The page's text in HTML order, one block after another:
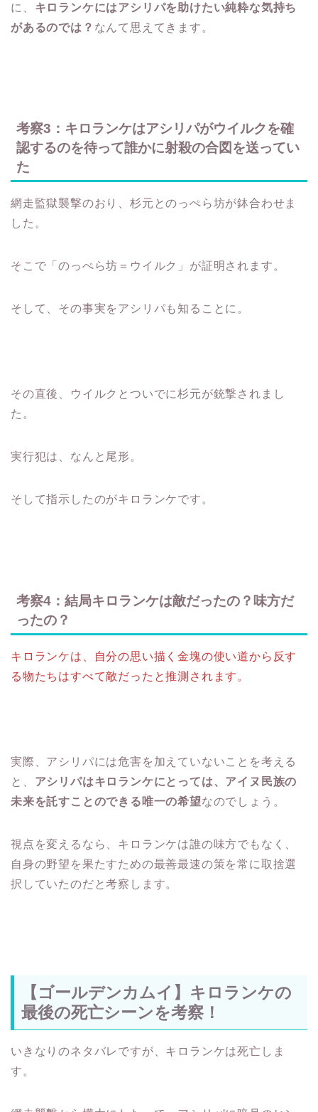
に、 キロランケにはアシリパを助けたい純粋な気持ち
があるのでは？ なんて思えてきます。
考察3：キロランケはアシリパがウイルクを確
認するのを待って誰かに射殺の合図を送ってい
た
網走監獄襲撃のおり、杉元とのっぺら坊が鉢合わせま
した。
そこで「のっぺら坊＝ウイルク」が証明されます。
そして、その事実をアシリパも知ることに。
その直後、ウイルクとついでに杉元が銃撃されまし
た。
実行犯は、なんと尾形。
そして指示したのがキロランケです。
考察4：結局キロランケは敵だったの？味方だ
ったの？
キロランケは、自分の思い描く金塊の使い道から反す
る物たちはすべて敵だったと推測されます。
実際、アシリパには危害を加えていないことを考える
と、 アシリパはキロランケにとっては、アイヌ民族の
未来を託すことのできる唯一の希望なのでしょう。
視点を変えるなら、キロランケは誰の味方でもなく、
自身の野望を果たすための最善最速の策を常に取捨選
択していたのだと考察します。
【ゴールデンカムイ】キロランケの
最後の死亡シーンを考察！
いきなりのネタバレですが、キロランケは死亡しま
す。